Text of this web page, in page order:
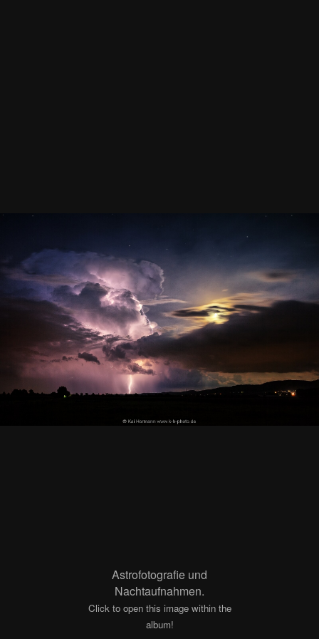
Astrofotografie und
Nachtaufnahmen.
Click to open this image within the
album!